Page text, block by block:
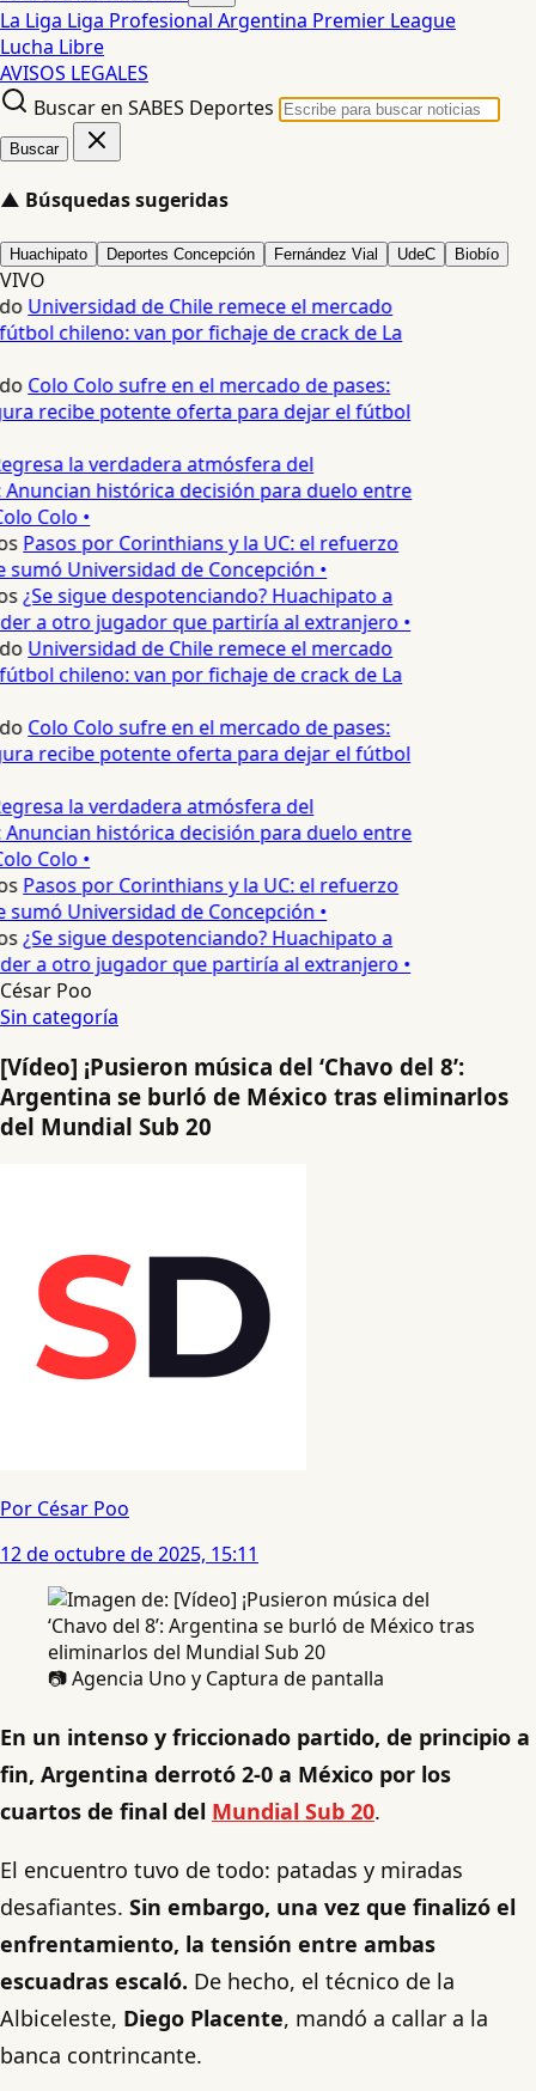
La Liga Liga Profesional Argentina Premier League
Lucha Libre
AVISOS LEGALES
Buscar en SABES Deportes
Buscar
▲ Búsquedas sugeridas
Huachipato Deportes Concepción Fernández Vial UdeC Biobío
VIVO
Universidad de Chile remece el mercado
chileno: van por fichaje de crack de La
Colo Colo sufre en el mercado de pases:
recibe potente oferta para dejar el fútbol
la verdadera atmósfera del
histórica decisión para duelo entre
Colo •
Pasos por Corinthians y la UC: el refuerzo
Universidad de Concepción •
¿Se sigue despotenciando? Huachipato a
a otro jugador que partiría al extranjero •
Universidad de Chile remece el mercado
chileno: van por fichaje de crack de La
Colo Colo sufre en el mercado de pases:
recibe potente oferta para dejar el fútbol
la verdadera atmósfera del
histórica decisión para duelo entre
Colo •
Pasos por Corinthians y la UC: el refuerzo
Universidad de Concepción •
¿Se sigue despotenciando? Huachipato a
a otro jugador que partiría al extranjero •
César Poo
Sin categoría
[Vídeo] ¡Pusieron música del ‘Chavo del 8’:
Argentina se burló de México tras eliminarlos
del Mundial Sub 20
Por César Poo
12 de octubre de 2025, 15:11
📷 Agencia Uno y Captura de pantalla
En un intenso y friccionado partido, de principio a
fin, Argentina derrotó 2-0 a México por los
cuartos de final del Mundial Sub 20.
El encuentro tuvo de todo: patadas y miradas
desafiantes. Sin embargo, una vez que finalizó el
enfrentamiento, la tensión entre ambas
escuadras escaló. De hecho, el técnico de la
Albiceleste, Diego Placente, mandó a callar a la
banca contrincante.